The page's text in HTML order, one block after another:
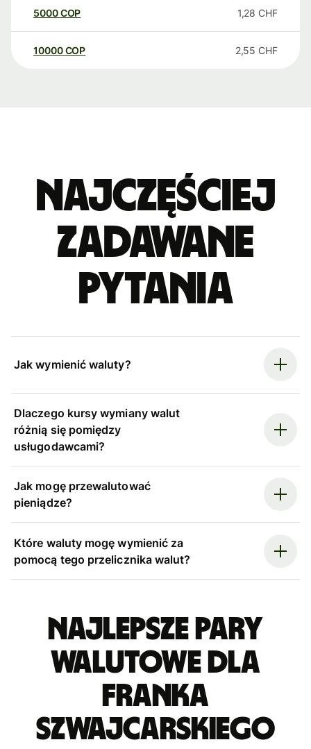
5000COP 1,28 CHF
10000 COP 2,55 CHF
Najczęściej
zadawane
pytania
Jak wymienić waluty?
Dlaczego kursy wymiany walut
różnią się pomiędzy
usługodawcami?
Jak mogę przewalutować
pieniądze?
Które waluty mogę wymienić za
pomocą tego przelicznika walut?
Najlepsze pary
walutowe dla
franka
szwajcarskiego